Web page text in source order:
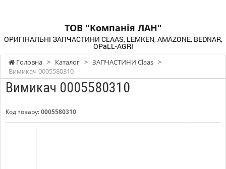
ТОВ "Компанія ЛАН"
ОРИГІНАЛЬНІ ЗАПЧАСТИНИ CLAAS, LEMKEN, AMAZONE, BEDNAR,
OPaLL-AGRI
Головна > Каталог > ЗАПЧАСТИНИ Claas >
Вимикач 0005580310
Вимикач 0005580310
Код товару:0005580310